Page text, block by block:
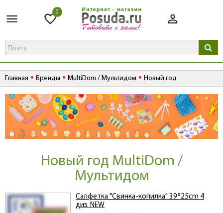
0
Главная Бренды MultiDom / Мультидом Новый год
Новый год MultiDom /
Мультидом
Салфетка "Свинка-копилка" 39*25cm 4
диз. NEW